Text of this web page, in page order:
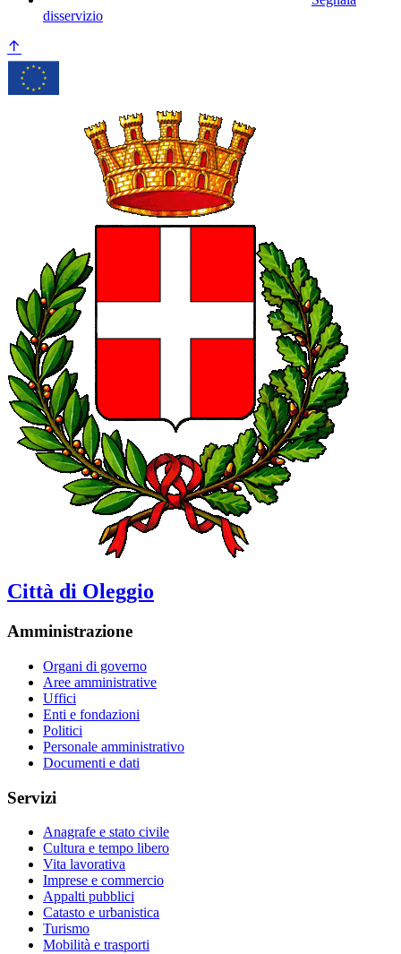
disservizio
Città di Oleggio
Amministrazione
Organi di governo
Aree amministrative
Uffici
Enti e fondazioni
Politici
Personale amministrativo
Documenti e dati
Servizi
Anagrafe e stato civile
Cultura e tempo libero
Vita lavorativa
Imprese e commercio
Appalti pubblici
Catasto e urbanistica
Turismo
Mobilità e trasporti